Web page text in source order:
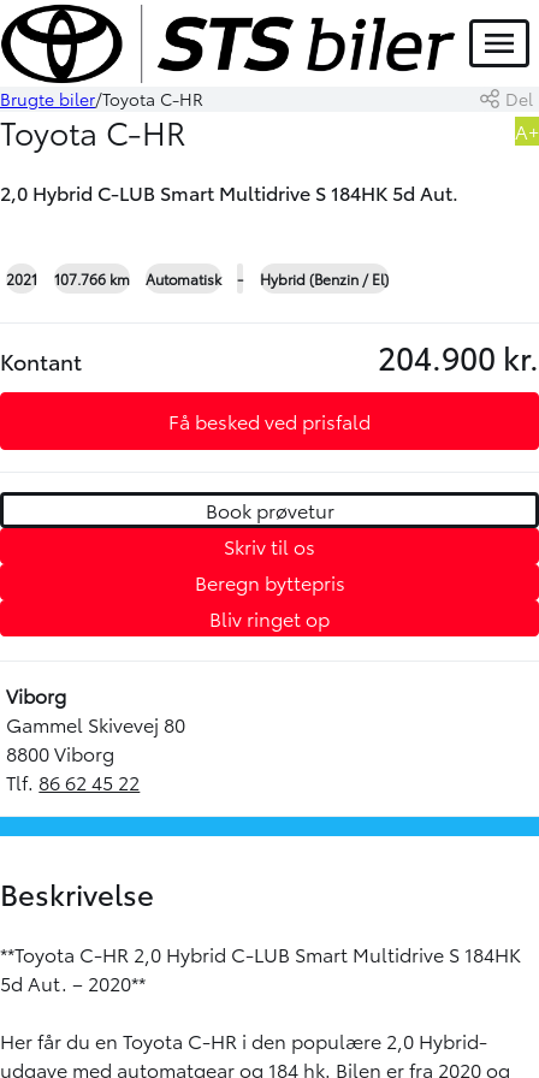
Menu
Book prøvetur
Brugte biler Toyota C-HR Del
Toyota C-HR
2,0 Hybrid C-LUB Smart Multidrive S 184HK 5d Aut.
A+
HYBRID
2021 107.766 km Automatisk - Hybrid (Benzin / El)
Kontant 204.900 kr.
Få besked ved prisfald
Book prøvetur
Skriv til os
Beregn byttepris
Bliv ringet op
Viborg
Gammel Skivevej 80
8800 Viborg
Tlf. 86 62 45 22
Beskrivelse
**Toyota C-HR 2,0 Hybrid C-LUB Smart Multidrive S 184HK
5d Aut. – 2020**
Her får du en Toyota C-HR i den populære 2,0 Hybrid-
udgave med automatgear og 184 hk. Bilen er fra 2020 og